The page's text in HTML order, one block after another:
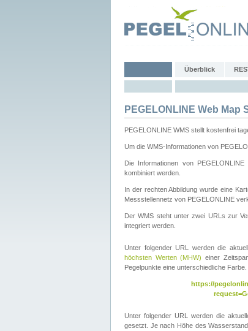
Überblick
PEGELONLINE Web Map
PEGELONLINE WMS stellt kostenfrei
Um die WMS-Informationen von
Die Informationen von
kombiniert werden.
In der rechten Abbildung wurde eine
Messstellennetz von PEGELONLINE
Der WMS steht unter zwei URLs zur
integriert werden.
Unter folgender URL werden die
höchsten Werten (MHW) einer
Pegelpunkte eine unterschiedliche
https://
Unter folgender URL werden die
gesetzt. Je nach Höhe des